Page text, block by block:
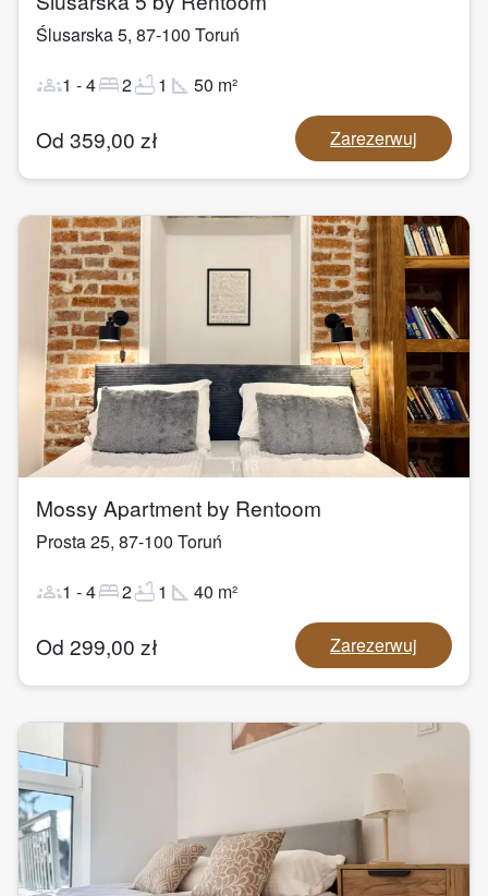
Ślusarska 5, 87-100 Toruń
groups1 -4bed2bathtub1 square_foot 50 m²
Od 359,00 zł Zarezerwuj
1 /13
Mossy Apartment by Rentoom
Prosta 25, 87-100 Toruń
groups1 -4bed2bathtub1 square_foot 40 m²
Od 299,00 zł Zarezerwuj